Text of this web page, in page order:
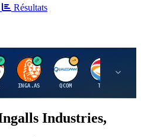
Résultats
I
INGA.AS
Q
QCOM
T
TTE
Industries,